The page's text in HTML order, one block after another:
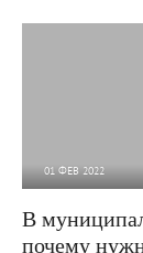
01 ФЕВ 2022
В
почему